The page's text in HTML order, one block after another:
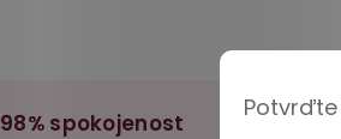
98% spokojenost